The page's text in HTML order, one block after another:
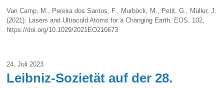
Van Camp, M., Pereira dos Santos, F., Murböck, M., Petit, G., Müller, J.
(2021): Lasers and Ultracold Atoms for a Changing Earth. EOS, 102,
https://doi.org/10.1029/2021EO210673
24. Juli 2023
Leibniz-Sozietät auf der 28.